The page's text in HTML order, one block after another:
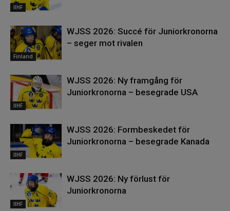
IIHF
Finland
WJSS 2026: Succé för Juniorkronorna
– seger mot rivalen
IIHF
WJSS 2026: Ny framgång för
Juniorkronorna – besegrade USA
IIHF
WJSS 2026: Formbeskedet för
Juniorkronorna – besegrade Kanada
IIHF
WJSS 2026: Ny förlust för
Juniorkronorna